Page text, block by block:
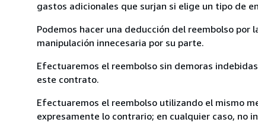
gastos adicionales que surjan si elige un tipo de
Podemos hacer una deducción del reembolso
manipulación innecesaria por su parte.
Efectuaremos el reembolso sin demoras
este contrato.
Efectuaremos el reembolso utilizando el mismo
expresamente lo contrario; en cualquier caso, no